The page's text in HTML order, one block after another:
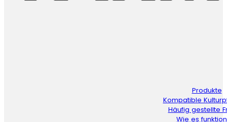
Produkte
Kompatible
Häufig gestellte
Wie es